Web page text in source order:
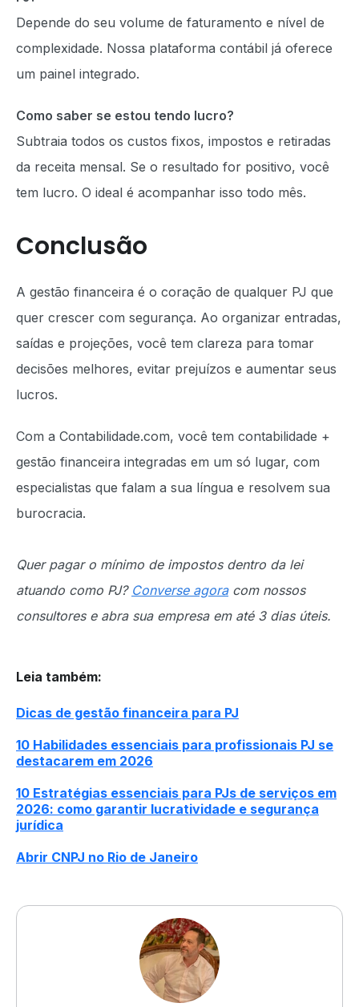
Depende do seu volume de faturamento e nível de
complexidade. Nossa plataforma contábil já oferece
um painel integrado.
Como saber se estou tendo lucro?
Subtraia todos os custos fixos, impostos e retiradas
da receita mensal. Se o resultado for positivo, você
tem lucro. O ideal é acompanhar isso todo mês.
Conclusão
A gestão financeira é o coração de qualquer PJ que
quer crescer com segurança. Ao organizar entradas,
saídas e projeções, você tem clareza para tomar
decisões melhores, evitar prejuízos e aumentar seus
lucros.
Com a Contabilidade.com, você tem contabilidade +
gestão financeira integradas em um só lugar, com
especialistas que falam a sua língua e resolvem sua
burocracia.
Quer pagar o mínimo de impostos dentro da lei
atuando como PJ? Converse agoracom nossos
consultores e abra sua empresa em até 3 dias úteis.
Leia também:
Dicas de gestão financeira para PJ
10 Habilidades essenciais para profissionais PJ se
destacarem em 2026
10 Estratégias essenciais para PJs de serviços em
2026: como garantir lucratividade e segurança
jurídica
Abrir CNPJ no Rio de Janeiro